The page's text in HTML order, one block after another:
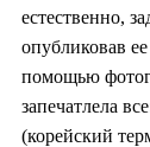
естественно,
опубликовав
помощью
запечатлела
(корейский